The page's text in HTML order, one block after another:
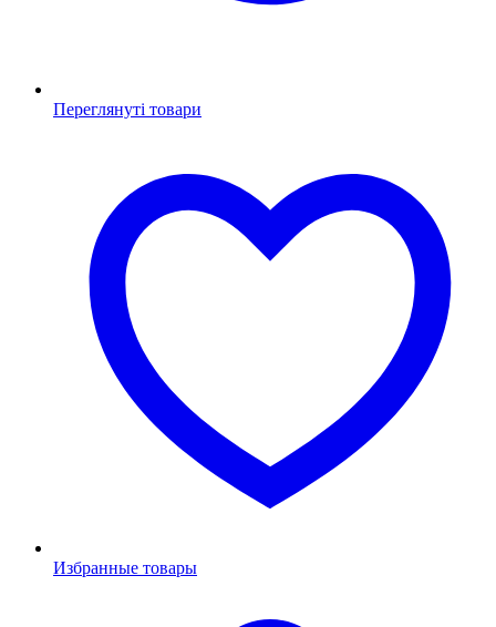
Переглянуті товари
Избранные товары